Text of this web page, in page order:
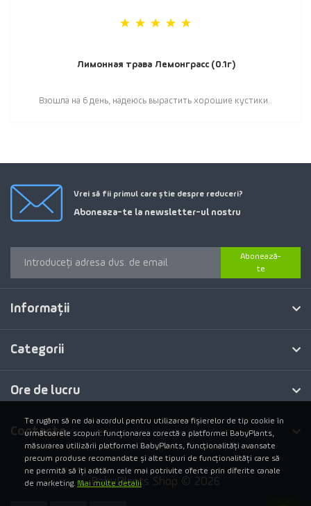
Лимонная трава Лемонграсс (0.1г)
Взошла на 6 день, надеюсь вырастить хорошие кустики..
Vrei să fii primul care știe despre reduceri?
Aboneaza-te la newsletter-ul nostru
Abonează-
te
Informaţii
Categorii
Ore de lucru
Contacte
BabyPlants Shop © 2026
Te rugăm să ne dai acordul pentru utilizarea fișierelor de tip cookie în
următoarele scopuri: funcționarea corectă a platformei BabyPlants,
măsurarea utilizării platformei BabyPlants, funcționalități avansate
precum produse recomandate și alte tipuri de funcționalități care să
ne permită să îți arătăm cele mai potrivite oferte prin diferite canale
de marketing. Mai multe detalii